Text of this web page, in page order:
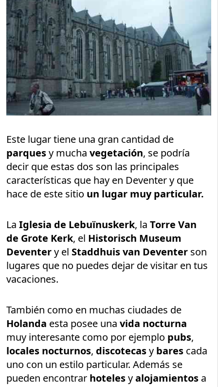
Este lugar tiene una gran cantidad de
parquesy muchavegetación, se podría
decir que estas dos son las principales
características que hay en Deventer y que
hace de este sitio un lugar muy particular.
LaIglesia de Lebuïnuskerk, laTorre Van
de Grote Kerk, el Historisch Museum
Deventery el Staddhuis van Deventer son
lugares que no puedes dejar de visitar en tus
vacaciones.
También como en muchas ciudades de
Holanda esta posee unavida nocturna
muy interesante como por ejemplo pubs,
locales nocturnos, discotecasy bares cada
uno con un estilo particular. Además se
pueden encontrar hotelesyalojamientos a